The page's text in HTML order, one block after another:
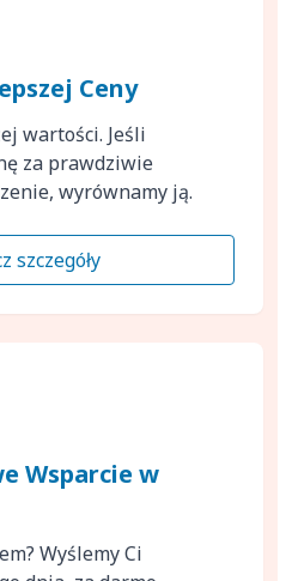
Ceny
wartości. Jeśli
za prawdziwie
wyrównamy ją.
szczegóły
Wsparcie w
Wyślemy Ci